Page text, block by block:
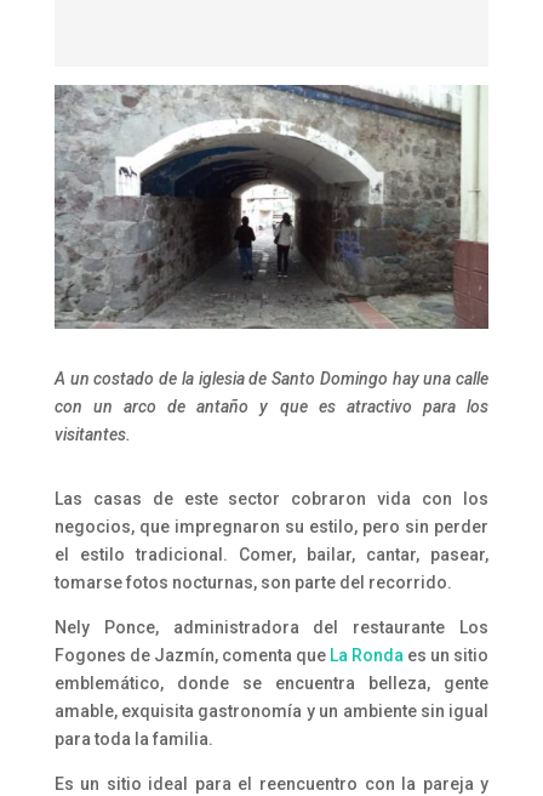
A un costado de la iglesia de Santo Domingo hay una calle
con un arco de antaño y que es atractivo para los
visitantes.
Las casas de este sector cobraron vida con los
negocios, que impregnaron su estilo, pero sin perder
el estilo tradicional. Comer, bailar, cantar, pasear,
tomarse fotos nocturnas, son parte del recorrido.
Nely Ponce, administradora del restaurante Los
Fogones de Jazmín, comenta que La Ronda es un sitio
emblemático, donde se encuentra belleza, gente
amable, exquisita gastronomía y un ambiente sin igual
para toda la familia.
Es un sitio ideal para el reencuentro con la pareja y